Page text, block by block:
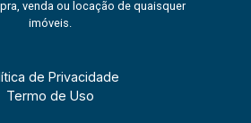
venda ou locação de quaisquer
imóveis.
de Privacidade
Termo de Uso